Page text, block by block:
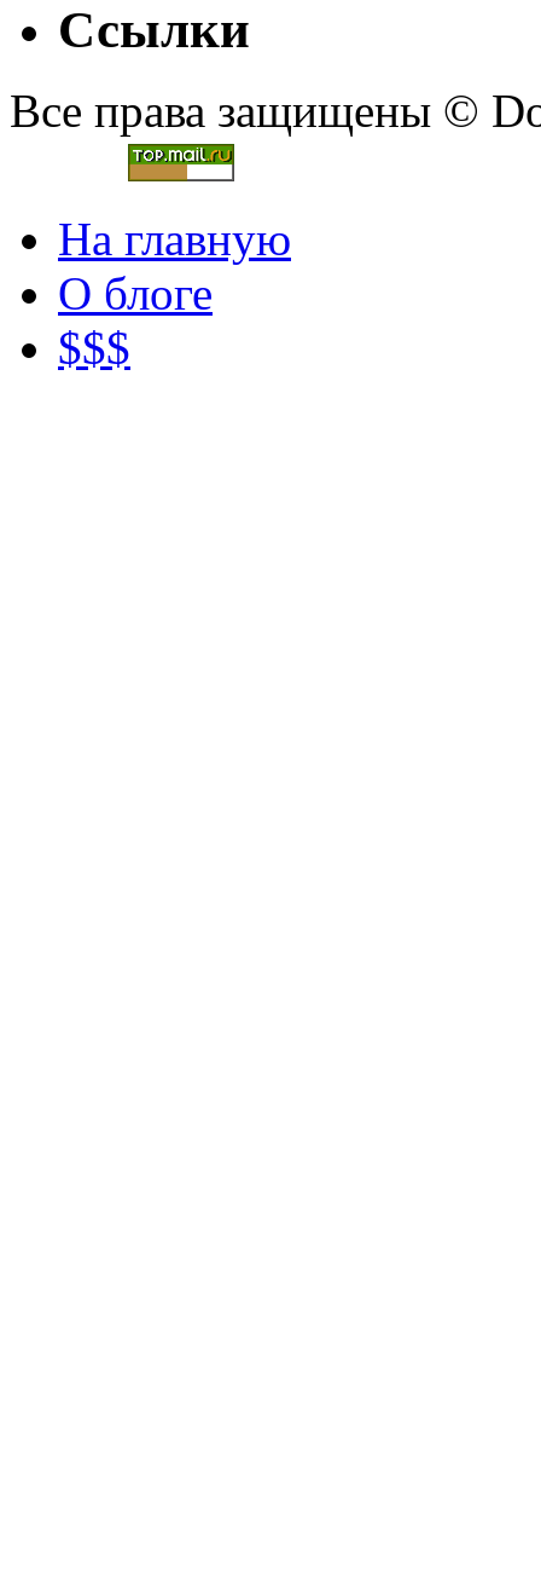
Ссылки
Все права защищены ©
На главную
О блоге
$$$